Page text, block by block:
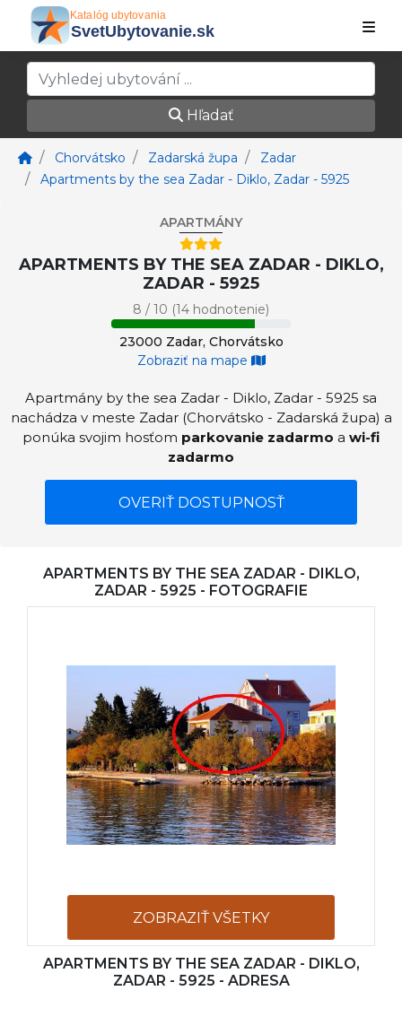
Hľadať
Chorvátsko Zadarská župa
Zadar
Apartments by the sea Zadar - Diklo, Zadar - 5925
APARTMÁNY
APARTMENTS BY THE SEA ZADAR - DIKLO,
ZADAR - 5925
8 / 10 (14 hodnotenie)
23000 Zadar, Chorvátsko
Zobraziť na mape
Apartmány by the sea Zadar - Diklo, Zadar - 5925 sa
nachádza v meste Zadar (Chorvátsko - Zadarská župa) a
ponúka svojim hosťom parkovanie zadarmo a wi-fi
zadarmo
OVERIŤ DOSTUPNOSŤ
APARTMENTS BY THE SEA ZADAR - DIKLO,
ZADAR - 5925 - FOTOGRAFIE
ZOBRAZIŤ VŠETKY
FOTOGRAFIE
APARTMENTS BY THE SEA ZADAR - DIKLO,
ZADAR - 5925 - ADRESA